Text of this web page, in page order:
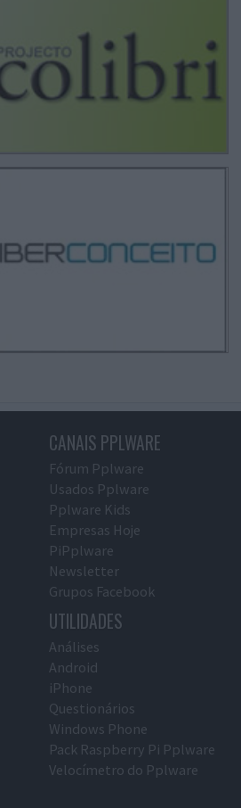
CANAIS PPLWARE
Fórum Pplware
Usados Pplware
Pplware Kids
Empresas Hoje
PiPplware
Newsletter
Grupos Facebook
UTILIDADES
Análises
Android
iPhone
Questionários
Windows Phone
Pack Raspberry Pi Pplware
Velocímetro do Pplware